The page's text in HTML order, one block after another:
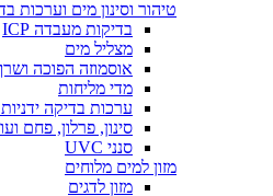
טיהור וסינון מים וערכות
בדיקות מעבדה ICP
מצליל מים
אוסמוזה הפוכה
מדי מליחות
ערכות בדיקה
סינון, פרלון, פחם
סנני UVC
מזון למים מלוחים
מזון לדגים